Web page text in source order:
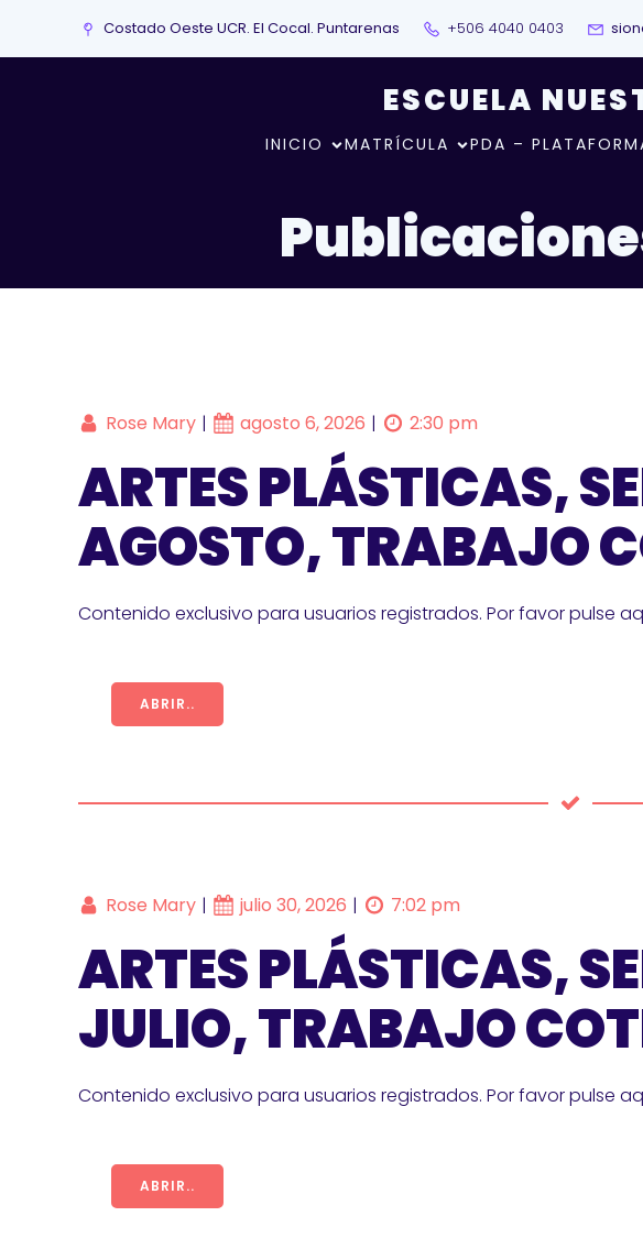
Costado Oeste UCR. El Cocal. Puntarenas +506 4040 0403
ESCUELA
INICIO MATRÍCULA PDA –
Rose Mary | agosto 6, 2026 | 2:30 pm
ARTES PLÁSTICAS,
AGOSTO, TRABAJO
Contenido exclusivo para usuarios registrados. Por favor pulse
ABRIR..
Rose Mary | julio 30, 2026 | 7:02 pm
ARTES PLÁSTICAS,
JULIO, TRABAJO
Contenido exclusivo para usuarios registrados. Por favor pulse
ABRIR..